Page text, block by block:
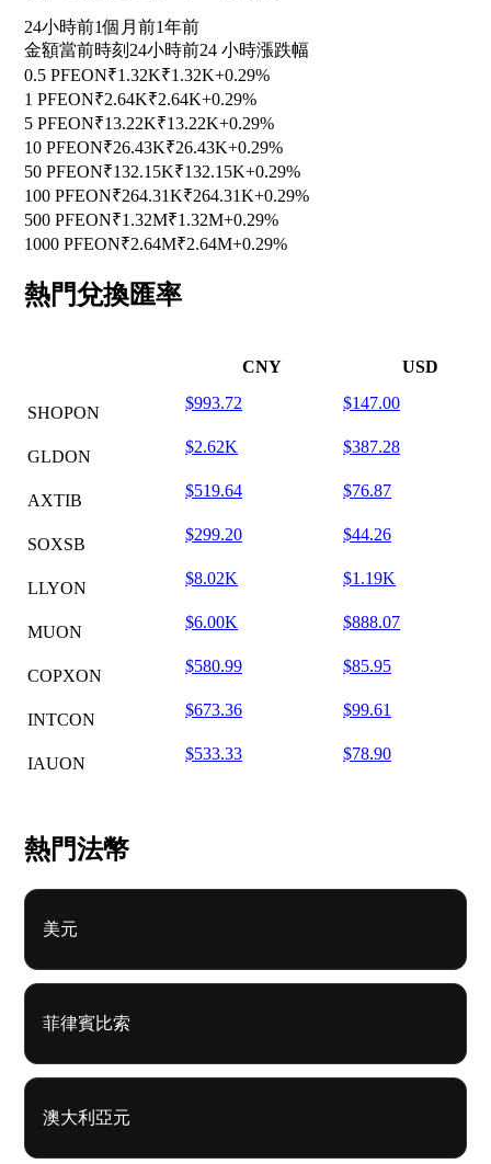
24小時前1個月前1年前
金額當前時刻 24小時前24 小時漲跌幅
0.5 PFEON₹1.32K₹1.32K+0.29%
1 PFEON₹2.64K₹2.64K+0.29%
5 PFEON₹13.22K₹13.22K+0.29%
10 PFEON₹26.43K₹26.43K+0.29%
50 PFEON₹132.15K₹132.15K+0.29%
100 PFEON₹264.31K₹264.31K+0.29%
500 PFEON₹1.32M₹1.32M+0.29%
1000 PFEON₹2.64M₹2.64M+0.29%
熱門兌換匯率
CNY USD
SHOPON
$993.72 $147.00
GLDON
$2.62K $387.28
AXTIB
$519.64 $76.87
SOXSB
$299.20 $44.26
LLYON
$8.02K $1.19K
MUON
$6.00K $888.07
COPXON
$580.99 $85.95
INTCON
$673.36 $99.61
IAUON
$533.33 $78.90
熱門法幣
美元
菲律賓比索
澳大利亞元